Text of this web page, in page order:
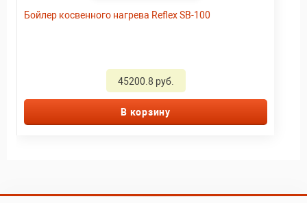
Бойлер косвенного нагрева Reflex SB-100
45200.8 руб.
В корзину